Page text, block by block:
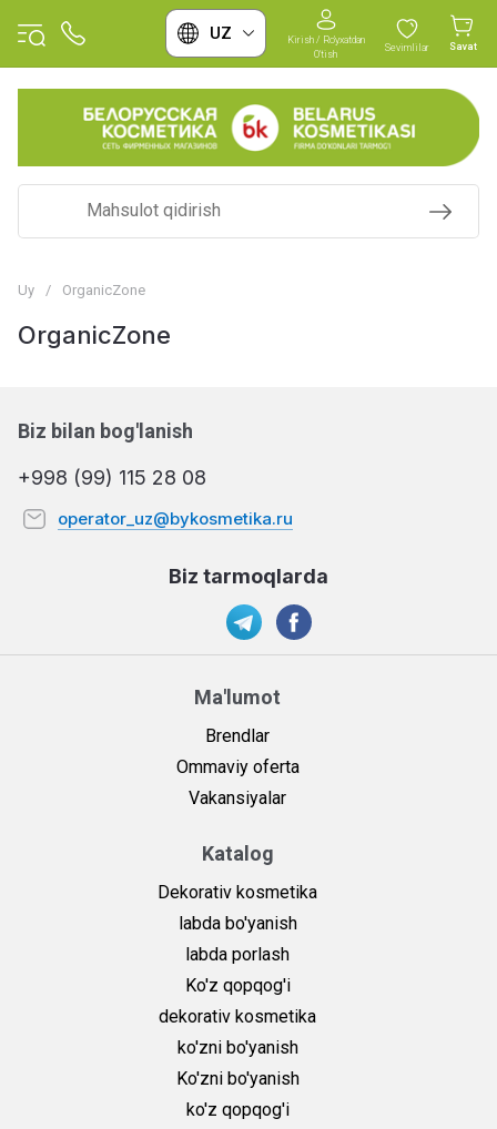
UZ
Kirish / Ro'yxatdan
O'tish
Sevimlilar Savat
Uy / OrganicZone
OrganicZone
Ma'lumot
Brendlar
Ommaviy oferta
Vakansiyalar
Katalog
Dekorativ kosmetika
labda bo'yanish
labda porlash
Ko'z qopqog'i
dekorativ kosmetika
ko'zni bo'yanish
Ko'zni bo'yanish
ko'z qopqog'i
Biz bilan bog'lanish
+998 (99) 115 28 08
operator_uz@bykosmetika.ru
Biz tarmoqlarda